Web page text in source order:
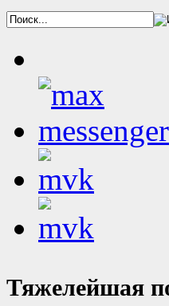
Тяжелейшая